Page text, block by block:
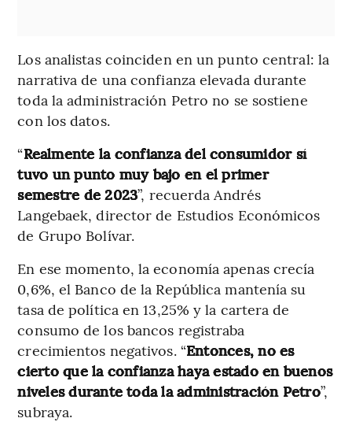
Los analistas coinciden en un punto central: la
narrativa de una confianza elevada durante
toda la administración Petro no se sostiene
con los datos.
“Realmente la confianza del consumidor sí
tuvo un punto muy bajo en el primer
semestre de 2023”, recuerda Andrés
Langebaek, director de Estudios Económicos
de Grupo Bolívar.
En ese momento, la economía apenas crecía
0,6%, el Banco de la República mantenía su
tasa de política en 13,25% y la cartera de
consumo de los bancos registraba
crecimientos negativos. “Entonces, no es
cierto que la confianza haya estado en buenos
niveles durante toda la administración Petro”,
subraya.